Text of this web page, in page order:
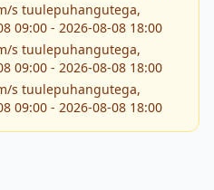
s tuulepuhangutega,
09:00 - 2026-08-08 18:00
s tuulepuhangutega,
09:00 - 2026-08-08 18:00
s tuulepuhangutega,
09:00 - 2026-08-08 18:00